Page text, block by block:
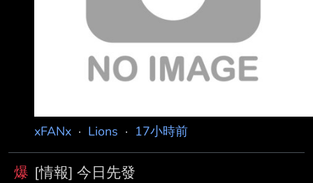
xFANx · Lions · 17小時前
爆 [情報] 今日先發